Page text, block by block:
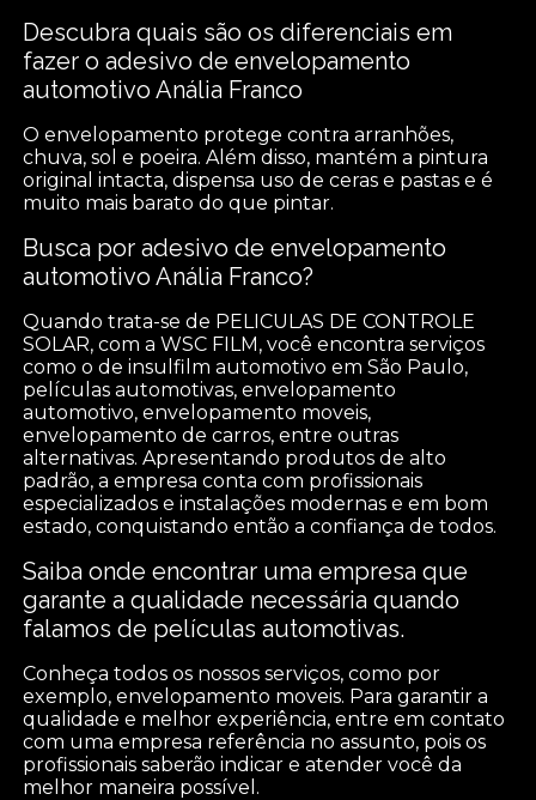
Descubra quais são os diferenciais em
fazer o adesivo de envelopamento
automotivo Anália Franco
O envelopamento protege contra arranhões,
chuva, sol e poeira. Além disso, mantém a pintura
original intacta, dispensa uso de ceras e pastas e é
muito mais barato do que pintar.
Busca por adesivo de envelopamento
automotivo Anália Franco?
Quando trata-se de PELICULAS DE CONTROLE
SOLAR, com a WSC FILM, você encontra serviços
como o de insulfilm automotivo em São Paulo,
películas automotivas, envelopamento
automotivo, envelopamento moveis,
envelopamento de carros, entre outras
alternativas. Apresentando produtos de alto
padrão, a empresa conta com profissionais
especializados e instalações modernas e em bom
estado, conquistando então a confiança de todos.
Saiba onde encontrar uma empresa que
garante a qualidade necessária quando
falamos de películas automotivas.
Conheça todos os nossos serviços, como por
exemplo, envelopamento moveis. Para garantir a
qualidade e melhor experiência, entre em contato
com uma empresa referência no assunto, pois os
profissionais saberão indicar e atender você da
melhor maneira possível.